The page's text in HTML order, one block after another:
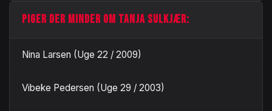
PIGER DER MINDER OM TANJA SULKJÆR:
Nina Larsen (Uge 22 / 2009)
Vibeke Pedersen (Uge 29 / 2003)